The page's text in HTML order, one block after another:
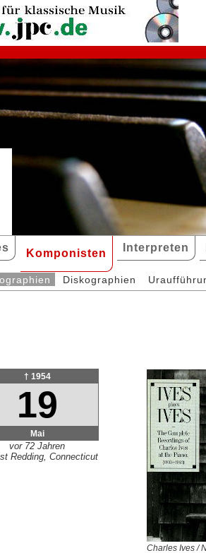
Komponisten Interpreten
Diskographien
† 1954
19
Mai
vor 72 Jahren
Redding, Connecticut
Charles Ives /